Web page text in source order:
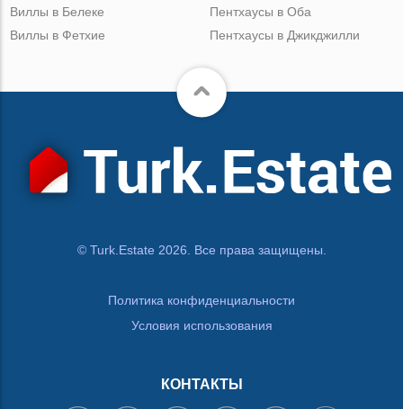
Виллы в Белеке
Виллы в Фетхие
Пентхаусы в Оба
Пентхаусы в Джикджилли
© Turk.Estate 2026. Все права защищены.
Политика конфиденциальности
Условия использования
КОНТАКТЫ